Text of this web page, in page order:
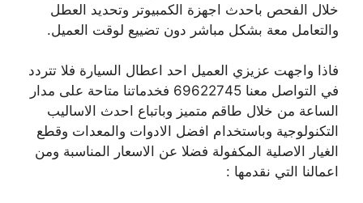
خلال الفحص باحدث اجهزة الكمبيوتر وتحديد العطل
والتعامل معة بشكل مباشر دون تضييع لوقت العميل.
فاذا واجهت عزيزي العميل احد اعطال السيارة فلا تتردد
في التواصل معنا 69622745 فخدماتنا متاحة على مدار
الساعة من خلال طاقم متميز وباتباع احدث الاساليب
التكنولوجية وباستخدام افضل الادوات والمعدات وقطع
الغيار الاصلية المكفولة فضلا عن الاسعار المناسبة ومن
اعمالنا التي نقدمها :